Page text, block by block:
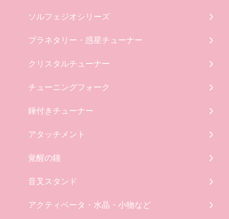
ソルフェジオシリーズ
プラネタリー・惑星チューナー
クリスタルチューナー
チューニングフォーク
錘付きチューナー
アタッチメント
覚醒の鐘
音叉スタンド
アクティベータ・水晶・小物など